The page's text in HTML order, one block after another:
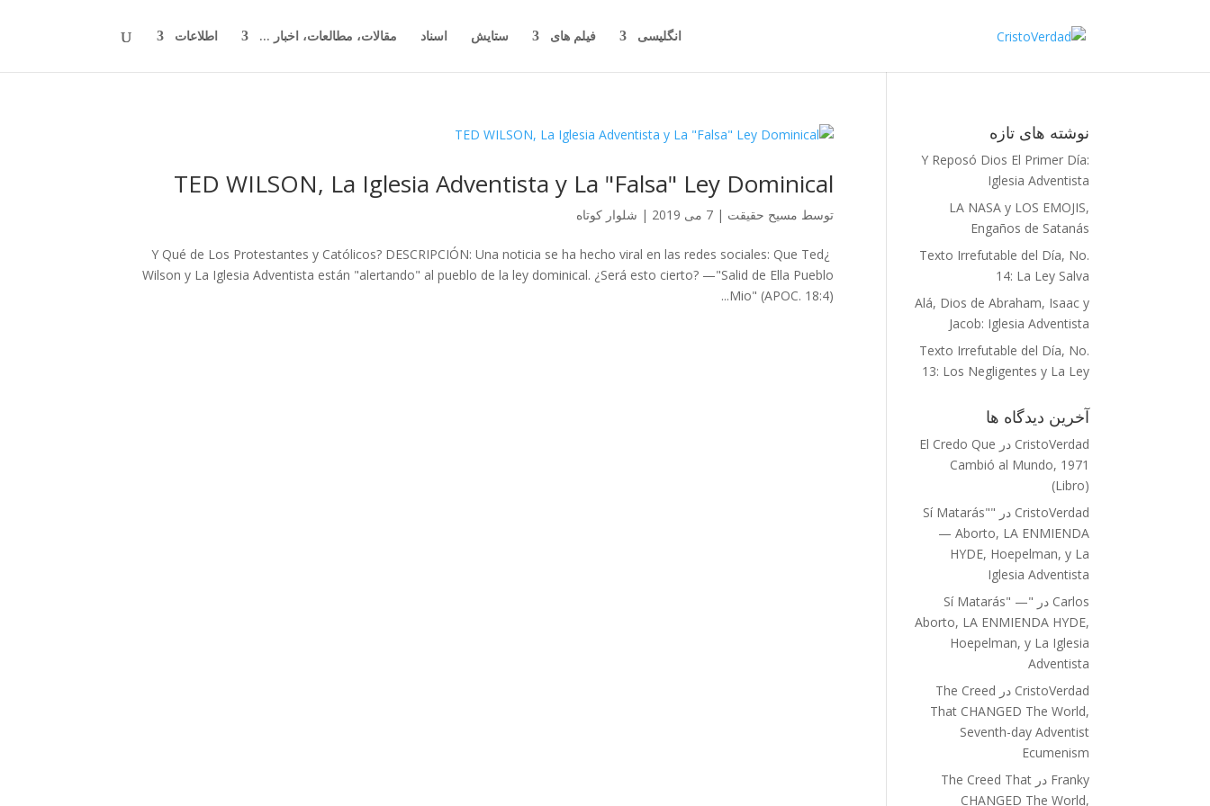
انگلیسی فیلم های ستایش اسناد مقالات، مطالعات، اخبار ... اطلاعات
TED WILSON, La Iglesia Adventista y La "Falsa" Ley Dominical
توسط مسیح حقیقت | 7 می 2019 | شلوار کوتاه
¿Y Qué de Los Protestantes y Católicos? DESCRIPCIÓN: Una noticia se ha hecho viral en las redes sociales: Que Ted
Wilson y La Iglesia Adventista están "alertando" al pueblo de la ley dominical. ¿Será esto cierto? —"Salid de Ella Pueblo
Mio" (APOC. 18:4)...
نوشته‌ های تازه
Y Reposó Dios El Primer Día:
Iglesia Adventista
LA NASA y LOS EMOJIS,
Engaños de Satanás
Texto Irrefutable del Día, No.
14: La Ley Salva
Alá, Dios de Abraham, Isaac y
Jacob: Iglesia Adventista
Texto Irrefutable del Día, No.
13: Los Negligentes y La Ley
آخرین دیدگاه‌ ها
CristoVerdad در El Credo Que
Cambió al Mundo, 1971
(Libro)
CristoVerdad در
"Sí Matarás"
— Aborto, LA ENMIENDA
HYDE, Hoepelman, y La
Iglesia Adventista
Carlos در
"Sí Matarás" —
Aborto, LA ENMIENDA HYDE,
Hoepelman, y La Iglesia
Adventista
CristoVerdad در The Creed
That CHANGED The World,
Seventh-day Adventist
Ecumenism
Franky درThe Creed That
CHANGED The World,